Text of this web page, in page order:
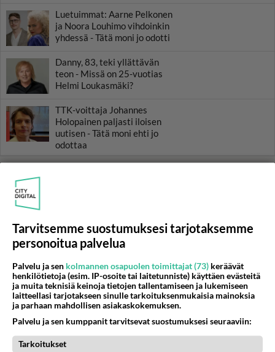
Luetuimmat: Aarne Pelkonen
ja Noora Louhimo vihdoinkin
yhdessä - Tätä moni jo odotti
Danny, 83, teki yllättävän
teon - Missä on 25-vuotias
Helmi Loukasmäki?
TTK-voittaja Johannes
Holopainen paljasti iloisen
uutisen - Tätä moni ehti jo
odottaa
Tarvitsemme suostumuksesi tarjotaksemme
personoitua palvelua
Palvelu ja sen kolmannen osapuolen toimittajat (73) keräävät
henkilötietoja (esim. IP-osoite tai laitetunniste) käyttäen evästeitä
ja muita teknisiä keinoja tietojen tallentamiseen ja lukemiseen
laitteellasi tarjotakseen sinulle tarkoituksenmukaisia mainoksia
ja parhaan mahdollisen asiakaskokemuksen.
Palvelu ja sen kumppanit tarvitsevat suostumuksesi seuraaviin:
Tarkoitukset